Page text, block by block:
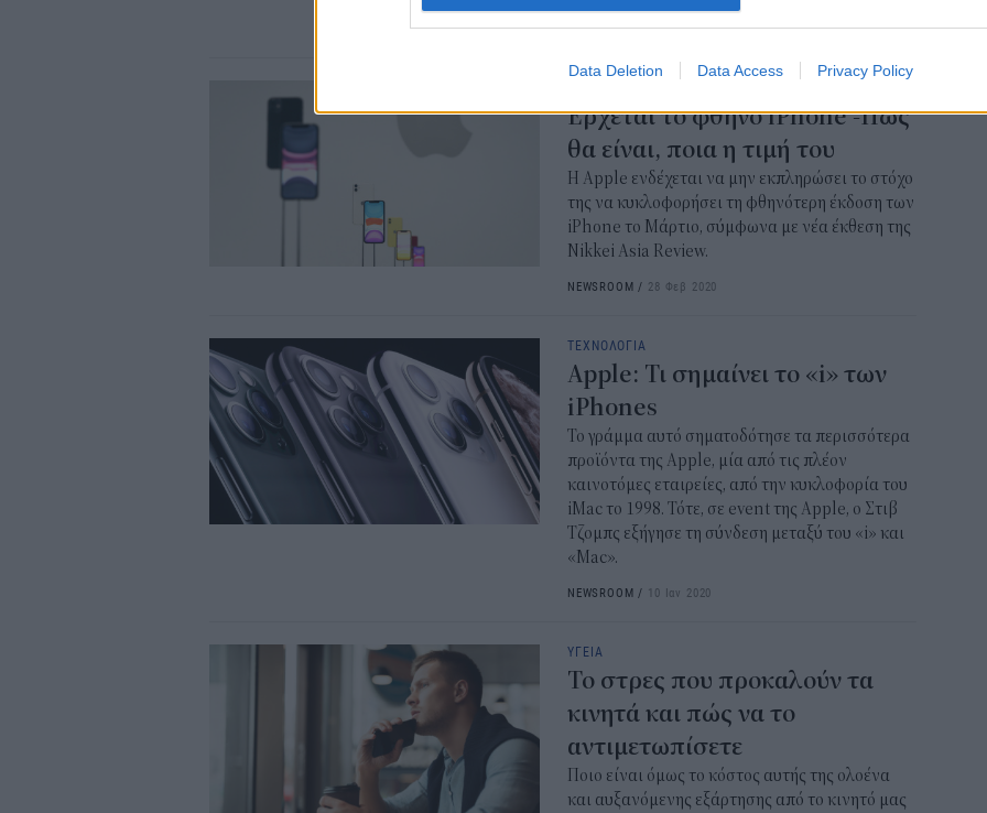
Data Deletion Data Access Privacy Policy
NEWSROOM/29 Φεβ 2020
Ερχεται το φθηνό iPhone -Πώς
θα είναι, ποια η τιμή του
Η Apple ενδέχεται να μην εκπληρώσει το στόχο
της να κυκλοφορήσει τη φθηνότερη έκδοση των
iPhone το Μάρτιο, σύμφωνα με νέα έκθεση της
Nikkei Asia Review.
NEWSROOM / 28 Φεβ 2020
ΤΕΧΝΟΛΟΓΙΑ
Apple: Τι σημαίνει το «i» των
iPhones
Το γράμμα αυτό σηματοδότησε τα περισσότερα
προϊόντα της Apple, μία από τις πλέον
καινοτόμες εταιρείες, από την κυκλοφορία του
iMac το 1998. Τότε, σε event της Apple, ο Στιβ
Τζομπς εξήγησε τη σύνδεση μεταξύ του «i» και
«Mac».
NEWSROOM / 10 Ιαν 2020
ΥΓΕΙΑ
Το στρες που προκαλούν τα
κινητά και πώς να το
αντιμετωπίσετε
Ποιο είναι όμως το κόστος αυτής της ολοένα
και αυξανόμενης εξάρτησης από το κινητό μας